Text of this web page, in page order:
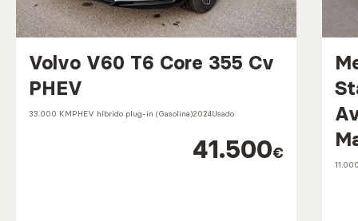
Volvo V60 T6 Core 355 Cv
PHEV
33.000 KMPHEV híbrido plug-in (Gasolina)2024Usado
41.500€